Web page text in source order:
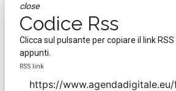
close
Codice Rss
Clicca sul pulsante per copiare il link RSS
appunti.
RSS link